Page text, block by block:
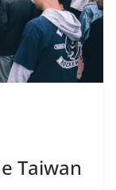
Taiwan